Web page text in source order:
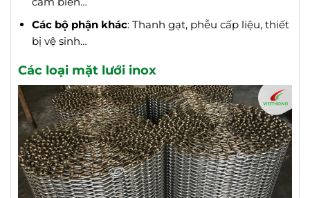
Các bộ phận khác: Thanh gạt, phễu cấp liệu, thiết
bị vệ sinh…
Các loại mặt lưới inox